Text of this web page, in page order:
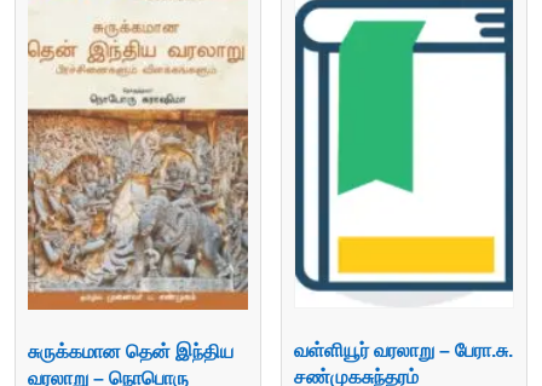
சுருக்கமான தென் இந்திய
வரலாறு – நொபொரு
வள்ளியூர் வரலாறு – பேரா.சு.
சண்முகசுந்தரம்